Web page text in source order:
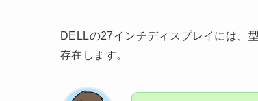
DELLの27インチディスプレイには、
存在します。